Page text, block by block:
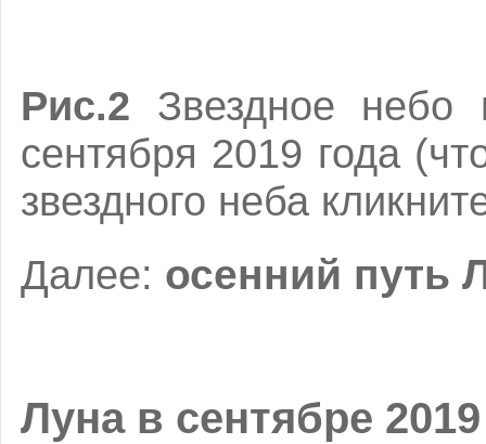
Рис.2 Звездное
сентября 2019 года
звездного неба
Далее: осенний путь
Луна в сентябре 2019